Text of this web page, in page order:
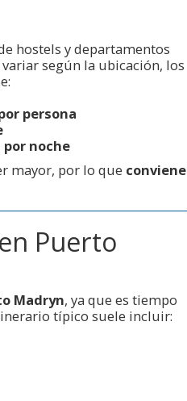
hostels y departamentos
según la ubicación, los
persona
por noche
mayor, por lo que conviene
Puerto
Madryn, ya que es tiempo
típico suele incluir: